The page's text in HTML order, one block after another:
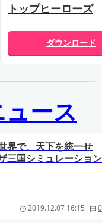
トップヒーローズ
ダウンロード
ース
界で、天下を統一せ
三国シミュレーション
2019.12.07 16:15 0